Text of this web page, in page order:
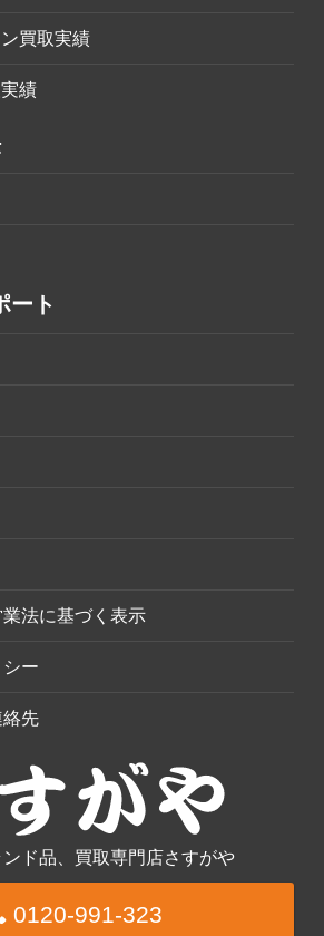
買取実績
績
ート
法に基づく表示
ー
先
ド品、買取専門店さすがや
0120-991-323